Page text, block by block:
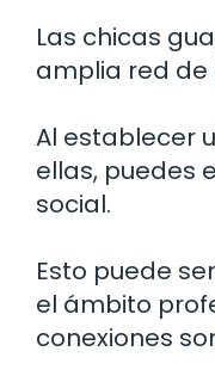
Las chicas
amplia red de
Al establecer
ellas, puedes
social.
Esto puede
el ámbito
conexiones